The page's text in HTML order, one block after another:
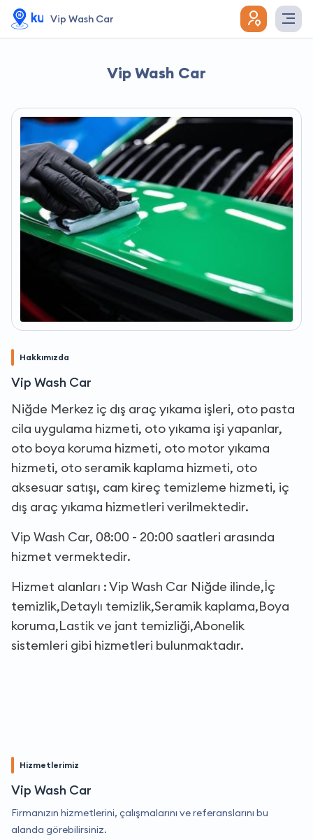
Vip Wash Car
Vip Wash Car
Hakkımızda
Vip Wash Car
Niğde Merkez iç dış araç yıkama işleri, oto pasta
cila uygulama hizmeti, oto yıkama işi yapanlar,
oto boya koruma hizmeti, oto motor yıkama
hizmeti, oto seramik kaplama hizmeti, oto
aksesuar satışı, cam kireç temizleme hizmeti, iç
dış araç yıkama hizmetleri verilmektedir.
Vip Wash Car, 08:00 - 20:00 saatleri arasında
hizmet vermektedir.
Hizmet alanları : Vip Wash Car Niğde ilinde,İç
temizlik,Detaylı temizlik,Seramik kaplama,Boya
koruma,Lastik ve jant temizliği,Abonelik
sistemleri gibi hizmetleri bulunmaktadır.
Hizmetlerimiz
Vip Wash Car
Firmanızın hizmetlerini, çalışmalarını ve referanslarını bu
alanda görebilirsiniz.